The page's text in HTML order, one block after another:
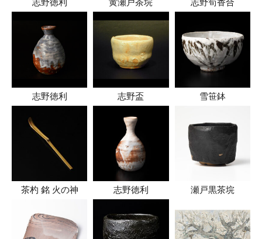
志野徳利 黄瀬戸茶垸 志野筍香合
志野徳利 志野盃 雪笹鉢
茶杓 銘 火の神 志野徳利 瀬戸黒茶垸